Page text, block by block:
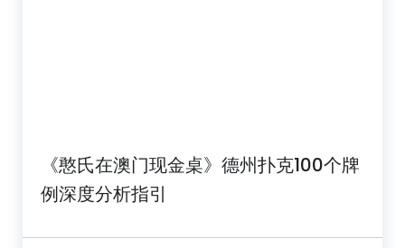
《憨氏在澳门现金桌》德州扑克100个牌
例深度分析指引